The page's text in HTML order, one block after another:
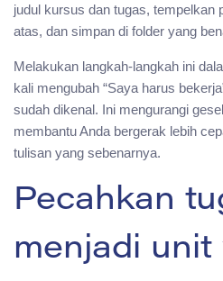
judul kursus dan tugas, tempelkan
atas, dan simpan di folder yang
Melakukan langkah-langkah ini
kali mengubah “Saya harus
sudah dikenal. Ini mengurangi
membantu Anda bergerak lebih
tulisan yang sebenarnya.
Pecahkan
menjadi unit